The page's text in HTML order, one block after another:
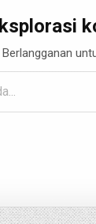
Berlangganan